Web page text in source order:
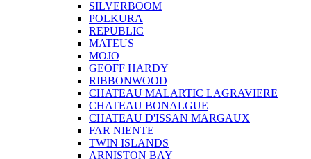
SILVERBOOM
POLKURA
REPUBLIC
MATEUS
MOJO
GEOFF HARDY
RIBBONWOOD
CHATEAU MALARTIC LAGRAVIERE
CHATEAU BONALGUE
CHATEAU D'ISSAN MARGAUX
FAR NIENTE
TWIN ISLANDS
ARNISTON BAY